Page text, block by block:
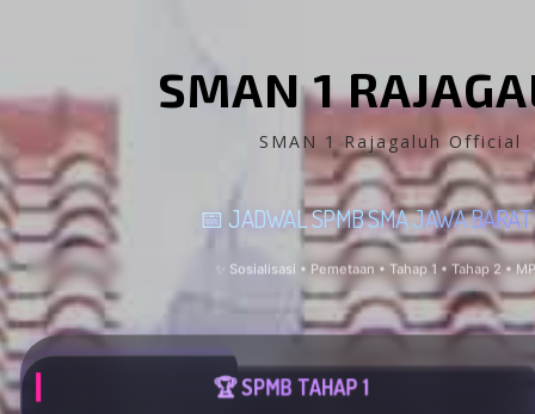
SMAN 1
SMAN 1 Rajagaluh Official
📅 JADWAL SPMB SMA JAWA
✨ Sosialisasi • Pemetaan • Tahap 1 • Tahap 2 •
🏆 SPMB TAHAP 1